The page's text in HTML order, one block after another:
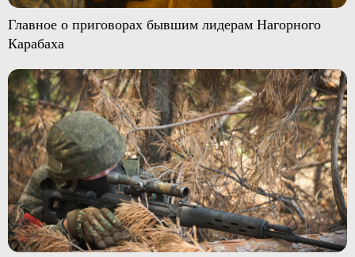
Главное о приговорах бывшим лидерам Нагорного
Карабаха